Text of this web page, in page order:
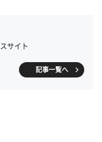
サイト
記事一覧へ